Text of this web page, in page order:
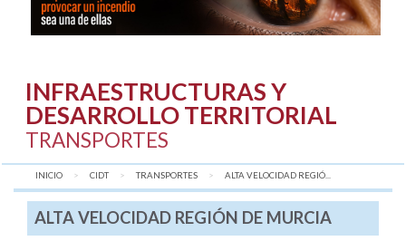
INFRAESTRUCTURAS Y
DESARROLLO TERRITORIAL
TRANSPORTES
INICIO CIDT TRANSPORTES AQUÍ:
ALTA VELOCIDAD REGIÓ...
ALTA VELOCIDAD REGIÓN DE MURCIA